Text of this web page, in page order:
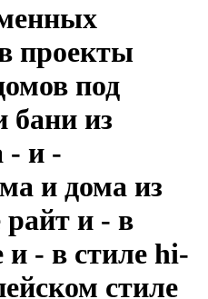
проекты
под
из
- и -
и дома из
райт и - в
- в стиле hi-
стиле